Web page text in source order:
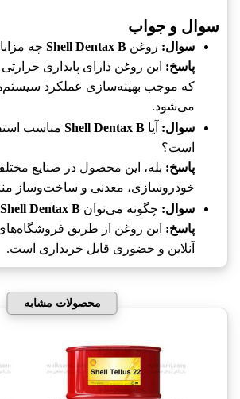
سوال و جواب
سوال: روغن Shell Dentax B چه
پاسخ: این روغن دارای پایداری
که موجب بهینه‌سازی عملکرد
می‌شود.
سوال: آیا Shell Dentax B مناسب
است؟
پاسخ: بله، این محصول در صنایع
خودروسازی، معدنی و ساخت‌وساز
سوال: چگونه می‌توان Shell Dentax B
پاسخ: این روغن از طریق
آنلاین و حضوری قابل خریداری است.
محصولات مشابه